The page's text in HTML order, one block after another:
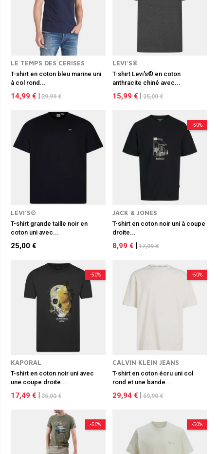
LE TEMPS DES CERISES
T-shirt en coton bleu marine uni
à col rond...
14,99 € 29,99 €
LEVI'S®
T-shirt Levi's® en coton
anthracite chiné avec...
15,99 € 25,00 €
LEVI'S®
T-shirt grande taille noir en
coton uni avec...
25,00 €
-50%
JACK & JONES
T-shirt en coton noir uni à coupe
droite...
8,99 € 17,99 €
-50%
KAPORAL
T-shirt en coton noir uni avec
une coupe droite...
17,49 € 35,00 €
-50%
CALVIN KLEIN JEANS
T-shirt en coton écru uni col
rond et une bande...
29,94 € 59,90 €
-50% -50%